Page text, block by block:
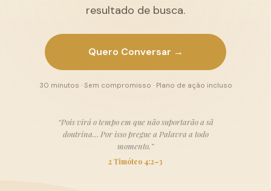
resultado de busca.
Quero Conversar →
30 minutos · Sem compromisso · Plano de ação incluso
“Pois virá o tempo em que não suportarão a sã
doutrina… Por isso pregue a Palavra a todo
momento.”
2 Timóteo 4:2–3